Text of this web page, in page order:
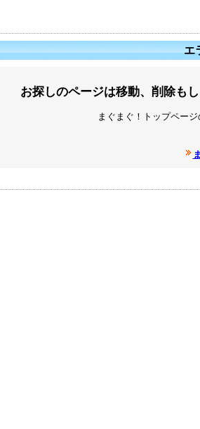
エ
お探しのページは移動、削除も
まぐまぐ！トップペー